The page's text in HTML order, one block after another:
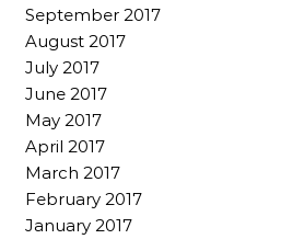
September 2017
August 2017
July 2017
June 2017
May 2017
April 2017
March 2017
February 2017
January 2017